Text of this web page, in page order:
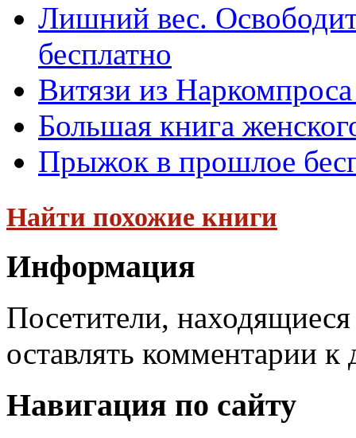
Лишний вес.
бесплатно
Витязи из
Большая книга
Прыжок в прошлое
Найти похожие книги
Информация
Посетители,
оставлять комментарии к
Навигация по сайту